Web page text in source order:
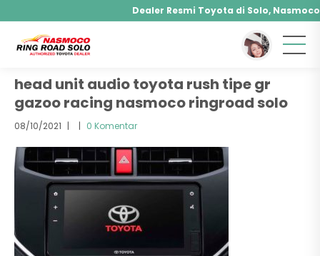
Dealer Resmi Toyota di Solo, Nasmoco
Agya, Calya, Fortuner, Rush, Sienta, Yaris,
Hybrid, Yaris Cross Hybrid, Alphard Hybrid
You are here :Beranda/ Attachment
head unit audio toyota rush tipe gr
gazoo racing nasmoco ringroad solo
08/10/2021 | | 0 Komentar